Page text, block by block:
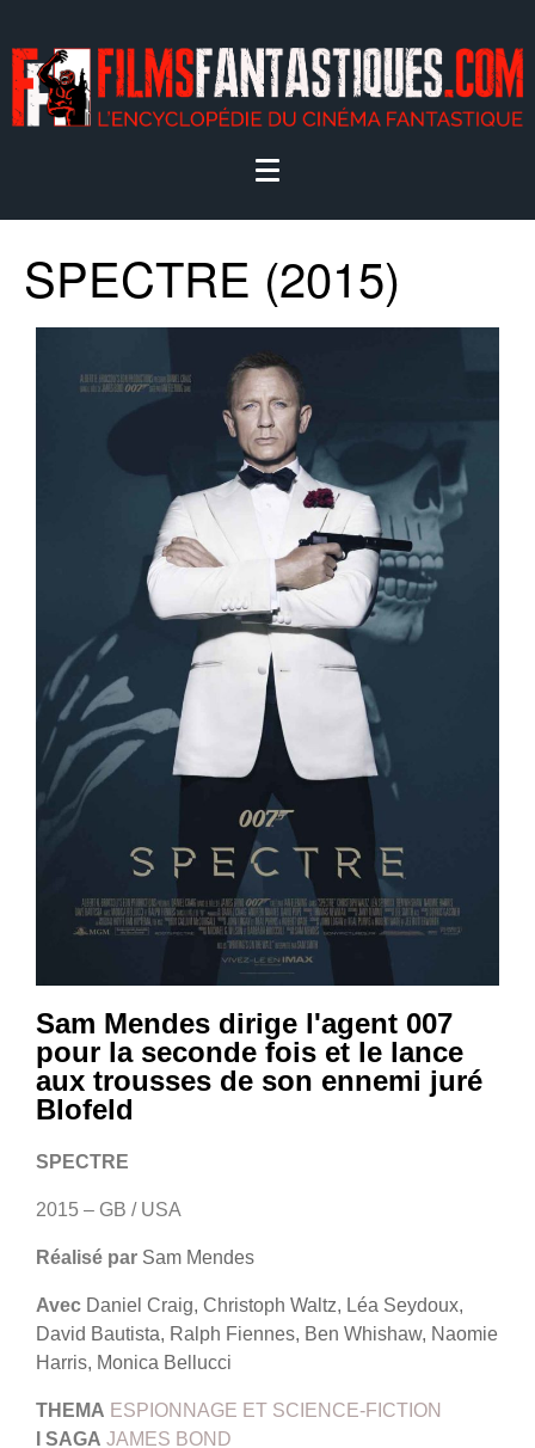
SPECTRE (2015)
Sam Mendes dirige l'agent 007
pour la seconde fois et le lance
aux trousses de son ennemi juré
Blofeld
SPECTRE
2015 – GB / USA
Réalisé par Sam Mendes
Avec Daniel Craig, Christoph Waltz, Léa Seydoux,
David Bautista, Ralph Fiennes, Ben Whishaw, Naomie
Harris, Monica Bellucci
THEMA ESPIONNAGE ET SCIENCE-FICTION
SAGA JAMES BOND